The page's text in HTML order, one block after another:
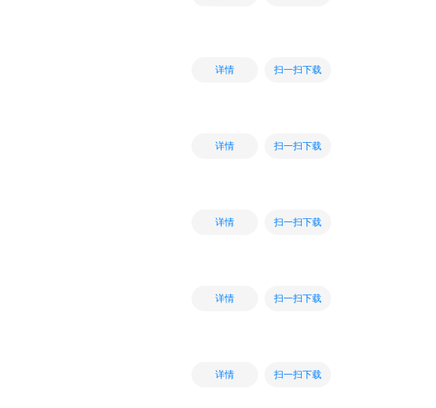
详情 扫一扫下载
详情 扫一扫下载
详情 扫一扫下载
详情 扫一扫下载
详情 扫一扫下载